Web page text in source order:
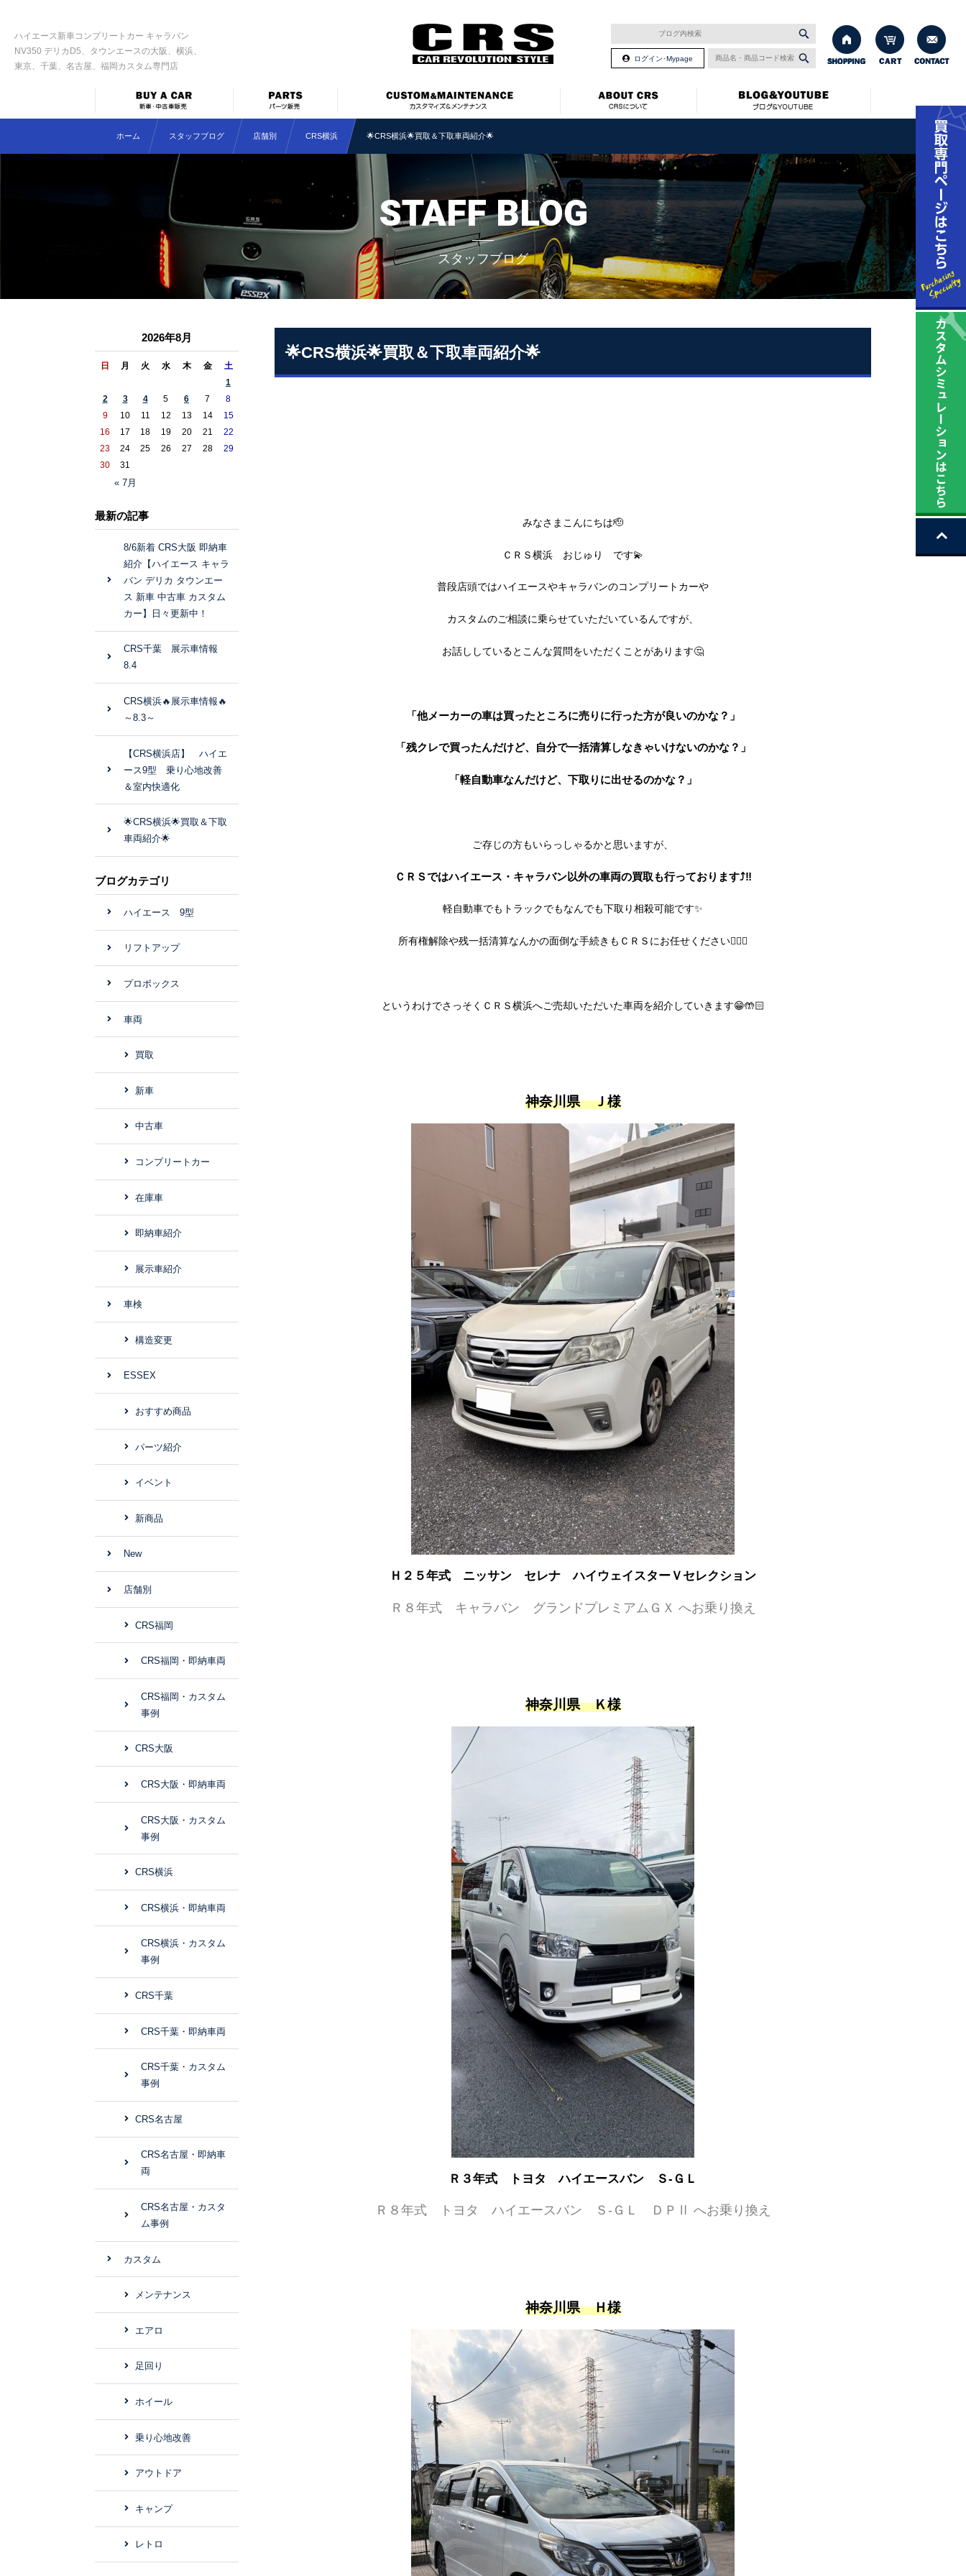
ハイエース新車コンプリートカー キャラバン
NV350 デリカD5、タウンエースの大阪、横浜、
東京、千葉、名古屋、福岡カスタム専門店
ログイン･Mypage
ホーム スタッフブログ 店舗別 CRS横浜 🌟CRS横浜🌟買取＆下取車両紹介🌟
STAFF BLOG
スタッフブログ
🌟CRS横浜🌟買取＆下取車両紹介🌟
みなさまこんにちは🫡
ＣＲＳ横浜 おじゅり です💫
普段店頭ではハイエースやキャラバンのコンプリートカーや
カスタムのご相談に乗らせていただいているんですが、
お話ししているとこんな質問をいただくことがあります🤔
「他メーカーの車は買ったところに売りに行った方が良いのかな？」
「残クレで買ったんだけど、自分で一括清算しなきゃいけないのかな？」
「軽自動車なんだけど、下取りに出せるのかな？」
ご存じの方もいらっしゃるかと思いますが、
ＣＲＳではハイエース・キャラバン以外の車両の買取も行っております⤴‼
軽自動車でもトラックでもなんでも下取り相殺可能です✨
所有権解除や残一括清算なんかの面倒な手続きもＣＲＳにお任せください🙋🏻‍♀️
というわけでさっそくＣＲＳ横浜へご売却いただいた車両を紹介していきます😁🤲🏻
神奈川県 Ｊ様
Ｈ２５年式 ニッサン セレナ ハイウェイスターＶセレクション
Ｒ８年式 キャラバン グランドプレミアムＧＸ へお乗り換え
神奈川県 Ｋ様
Ｒ３年式 トヨタ ハイエースバン Ｓ-ＧＬ
Ｒ８年式 トヨタ ハイエースバン Ｓ-ＧＬ ＤＰⅡ へお乗り換え
神奈川県 Ｈ様
2026年8月
日 月 火 水 木 金 土
« 7月
1
2
3 4 5 6 7
8
9
10 11 12 13 14
15
16
17 18 19 20 21
22
23
24 25 26 27 28
29
30
31
最新の記事
8/6新着 CRS大阪 即納車
紹介【ハイエース キャラ
バン デリカ タウンエー
ス 新車 中古車 カスタム
カー】日々更新中！
CRS千葉 展示車情報
8.4
CRS横浜🔥展示車情報🔥
～8.3～
【CRS横浜店】 ハイエ
ース9型 乗り心地改善
＆室内快適化
🌟CRS横浜🌟買取＆下取
車両紹介🌟
ブログカテゴリ
ハイエース 9型
リフトアップ
プロボックス
車両
買取
新車
中古車
コンプリートカー
在庫車
即納車紹介
展示車紹介
車検
構造変更
ESSEX
おすすめ商品
パーツ紹介
イベント
新商品
New
店舗別
CRS福岡
CRS福岡・即納車両
CRS福岡・カスタム
事例
CRS大阪
CRS大阪・即納車両
CRS大阪・カスタム
事例
CRS横浜
CRS横浜・即納車両
CRS横浜・カスタム
事例
CRS千葉
CRS千葉・即納車両
CRS千葉・カスタム
事例
CRS名古屋
CRS名古屋・即納車
両
CRS名古屋・カスタ
ム事例
カスタム
メンテナンス
エアロ
足回り
ホイール
乗り心地改善
アウトドア
キャンプ
レトロ